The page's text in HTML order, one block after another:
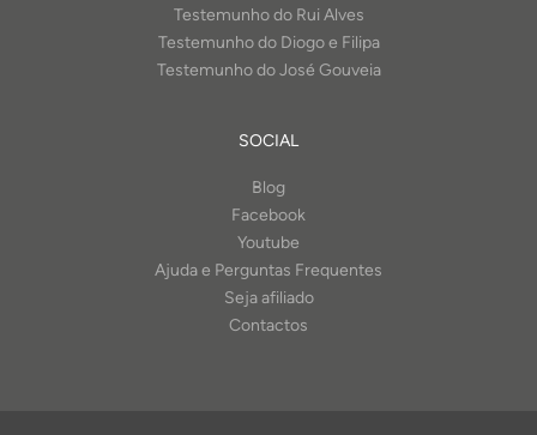
Testemunho do Rui Alves
Testemunho do Diogo e Filipa
Testemunho do José Gouveia
SOCIAL
Blog
Facebook
Youtube
Ajuda e Perguntas Frequentes
Seja afiliado
Contactos